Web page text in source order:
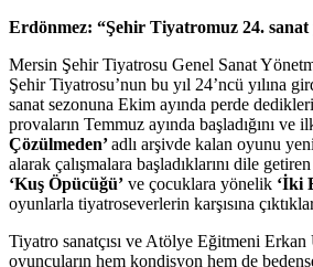
Erdönmez: “Şehir Tiyatromuz 24. sanat
Mersin Şehir Tiyatrosu Genel Sanat
Şehir Tiyatrosu’nun bu yıl 24’ncü yılına
sanat sezonuna Ekim ayında perde
provaların Temmuz ayında başladığını ve
Çözülmeden’adlı arşivde kalan oyunu
alarak çalışmalara başladıklarını dile
‘Kuş Öpücüğü’ ve çocuklara yönelik ‘İki
oyunlarla tiyatroseverlerin karşısına
Tiyatro sanatçısı ve Atölye Eğitmeni
oyuncuların hem kondisyon hem de